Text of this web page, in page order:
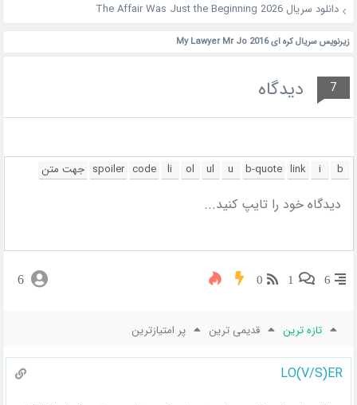
دانلود سریال The Affair Was Just the Beginning 2026
زیرنویس سریال کره ای My Lawyer Mr Jo 2016
7 دیدگاه
6
1
0
6
تازه ترین قدیمی ترین پر امتیازترین
LO(V/S)ER